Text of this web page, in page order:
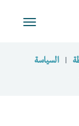
Toggle
السياسة